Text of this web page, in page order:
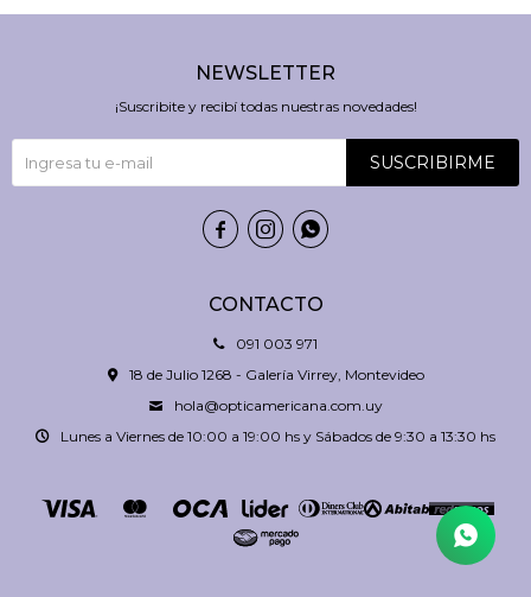
CONTACTO
091 003 971
18 de Julio 1268 - Galería Virrey, Montevideo
hola@opticamericana.com.uy
Lunes a Viernes de 10:00 a 19:00 hs y Sábados de 9:30 a 13:30 hs
NEWSLETTER
¡Suscribite y recibí todas nuestras novedades!
SUSCRIBIRME
  